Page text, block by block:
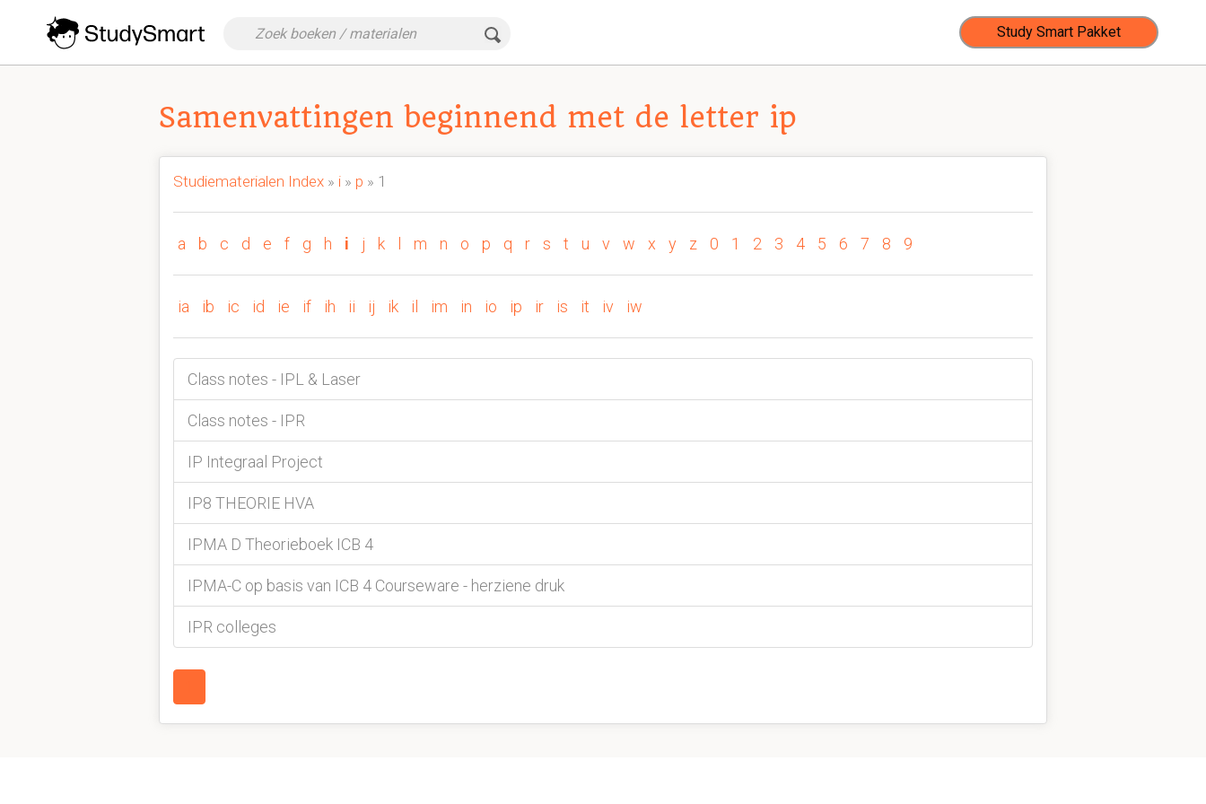
Study Smart Pakket
Samenvattingen beginnend met de letter ip
Studiematerialen Index » i » p » 1
a b c d e f g h i j k m n o p q r s t u v w x y z 0 1 2 3 4 5 6 7 8 9
ia ib ic id ie if ih ii ij ik il im in io ip ir is it iv iw
Class notes - IPL & Laser
Class notes - IPR
IP Integraal Project
IP8 THEORIE HVA
IPMA D Theorieboek ICB 4
IPMA-C op basis van ICB 4 Courseware - herziene druk
IPR colleges